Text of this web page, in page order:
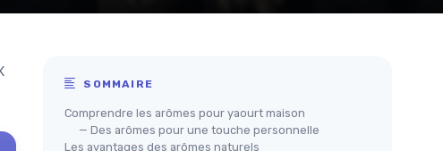
SOMMAIRE
Comprendre les arômes pour yaourt maison
— Des arômes pour une touche personnelle
Les avantages des arômes naturels